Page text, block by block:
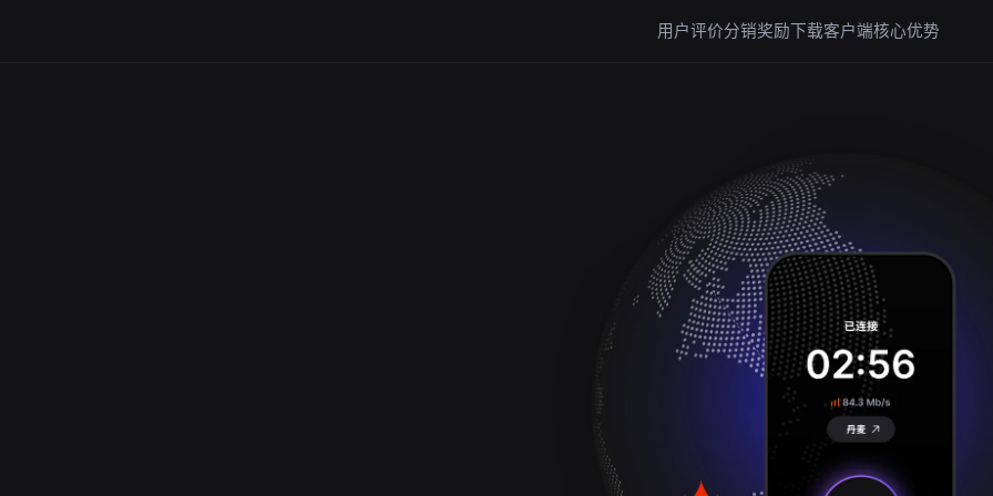
用户评价分销奖励下载客户端核心优势